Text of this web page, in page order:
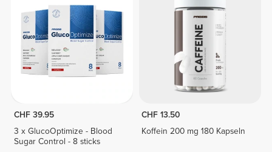
CHF 39.95
3 x GlucoOptimize - Blood
Sugar Control - 8 sticks
CHF 13.50
Koffein 200 mg 180 Kapseln